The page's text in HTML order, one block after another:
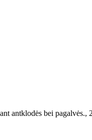
antklodės bei pagalvės.,